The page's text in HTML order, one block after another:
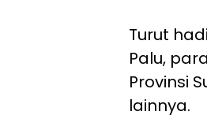
Turut
Palu,
Provinsi
lainnya.